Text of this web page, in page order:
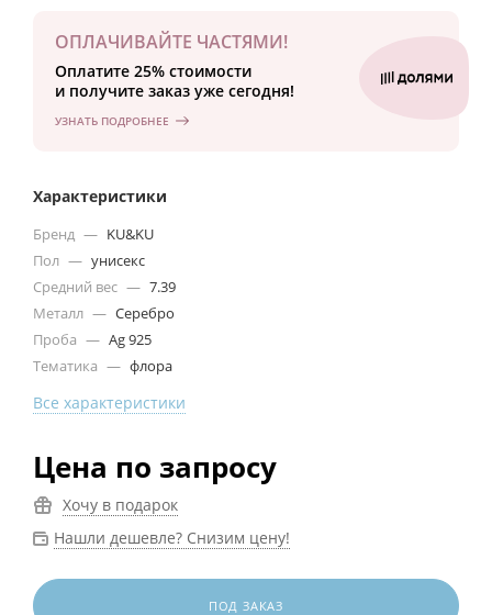
ОПЛАЧИВАЙТЕ ЧАСТЯМИ!
Оплатите 25% стоимости
и получите заказ уже сегодня!
УЗНАТЬ ПОДРОБНЕЕ
Характеристики
Бренд — KU&KU
Пол — унисекс
Средний вес — 7.39
Металл — Серебро
Проба — Ag 925
Тематика — флора
Все характеристики
Цена по запросу
Хочу в подарок
Нашли дешевле? Снизим цену!
ПОД ЗАКАЗ